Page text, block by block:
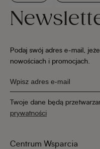
Podaj swój adres e-mail,
nowościach i promocjach.
Twoje dane będą
prywatności
Centrum Wsparcia